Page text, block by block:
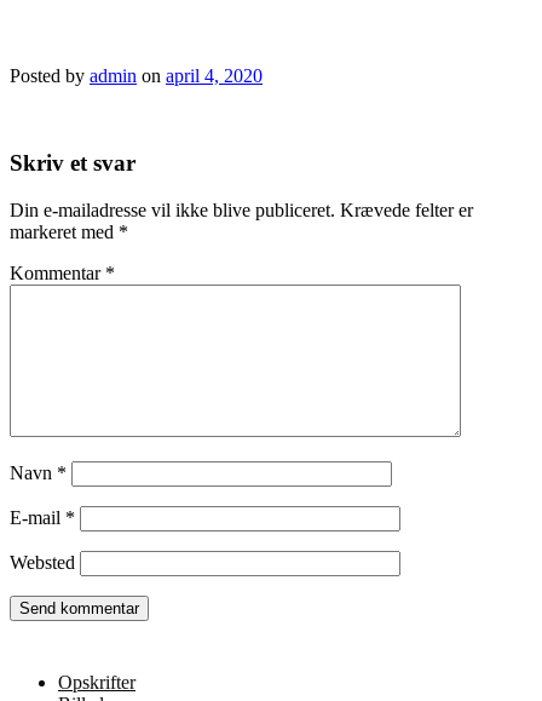
Posted by admin on april 4, 2020
Skriv et svar
Din e-mailadresse vil ikke blive publiceret. Krævede felter er
markeret med *
Kommentar *
Navn *
E-mail *
Websted
Opskrifter